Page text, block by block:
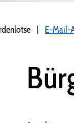
E-Mail-